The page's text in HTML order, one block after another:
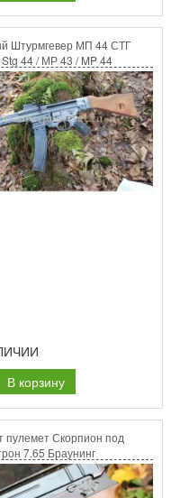
Штурмгевер МП 44 СТГ
44 / МР 43 / MP 44
В корзину
пулемет Скорпион под
7.65 Браунинг